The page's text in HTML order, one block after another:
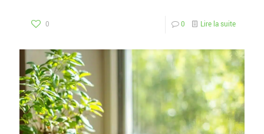
0 0 Lire la suite